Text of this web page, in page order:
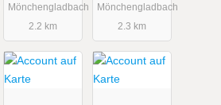
Mönchengladbach
2.2 km
Mönchengladbach
2.3 km